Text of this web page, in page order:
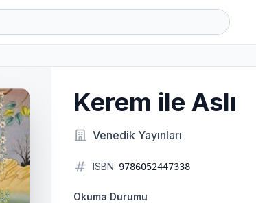
Kerem ile Aslı
Venedik Yayınları
ISBN: 9786052447338
Okuma Durumu